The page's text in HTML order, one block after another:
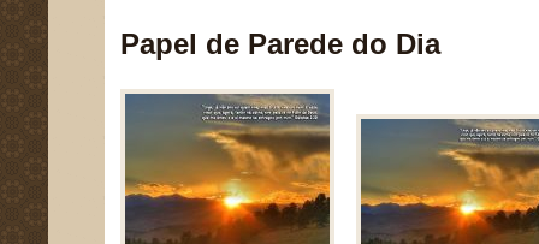
Papel de Parede do Dia